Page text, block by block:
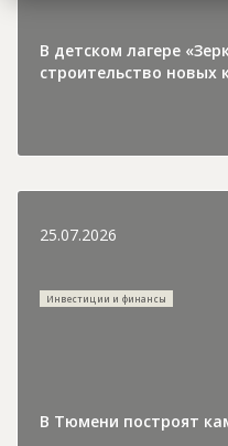
В детском лагере
строительство новых
25.07.2026
Инвестиции и финансы
В Тюмени построят